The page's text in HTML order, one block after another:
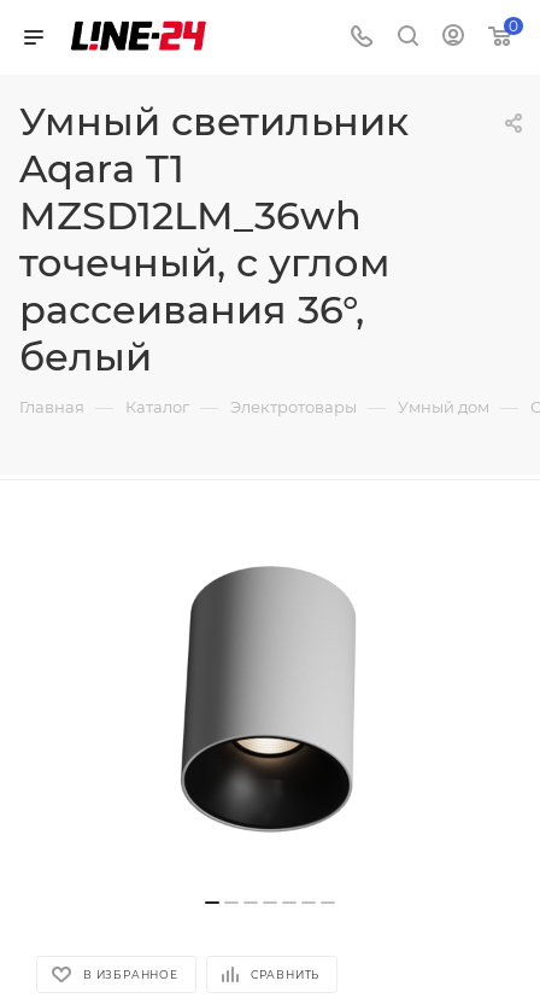
0
Умный светильник
Aqara T1
MZSD12LM_36wh
точечный, с углом
рассеивания 36°,
белый
Главная — Каталог — Электротовары — Умный дом —
В ИЗБРАННОЕ СРАВНИТЬ